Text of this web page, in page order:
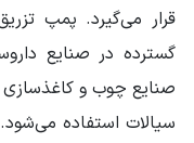
وزن محموله (گرم)
سایر مشخصات
گسترده در صنایع
صنایع چوب و کاغذسازی
سیالات استفاده می‌شود.